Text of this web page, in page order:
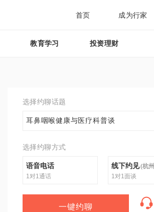
首页 成为行家
教育学习 投资理财
选择约聊话题
耳鼻咽喉健康与医疗科普谈
选择约聊方式
语音电话
1对1通话
线下约见(杭州
1对1面谈
一键约聊